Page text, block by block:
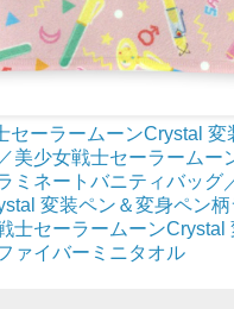
セーラームーンCrystal 変
美少女戦士セーラームー
ミネートバニティバッグ
変装ペン＆変身ペン柄
士セーラームーンCrystal
ァイバーミニタオル